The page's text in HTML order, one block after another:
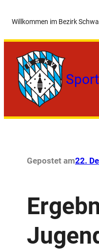
Inhalt
springen
Willkommen im Bezirk
Gepostet am22.